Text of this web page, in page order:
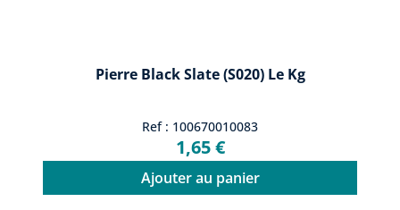
Pierre Black Slate (S020) Le Kg
Ref : 100670010083
1,65 €
Ajouter au panier